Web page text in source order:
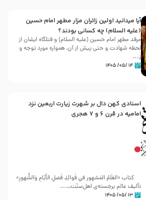
آیا میدانید اولین زائران مزار مطهر امام حسین
(علیه السلام) چه کسانی بودند؟
مرقد مطهر امام حسین (علیه السلام) و قتلگاه ایشان از
لحظه شهادت و حتی پیش از آن، همواره مورد توجه و
ز...
۱۴ /۰۵/ ۱۴۰۵
اسنادی کهن دال بر شهرت زیارت اربعین نزد
امامیه در قرن ۶ و ۷ هجری
کتاب «العَلَمُ المَشهور في فَوائِدِ فَضلِ الأيّامِ وَالشُّهورِ»
تألیف عالم برجسته‌ی اهل‌سنّت…...
۱۳ /۰۵/ ۱۴۰۵